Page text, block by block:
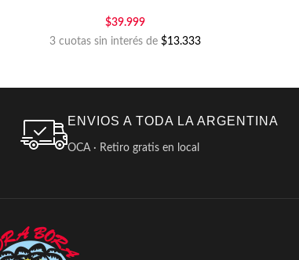
$39.999
3 cuotas sin interés de$13.333
ENVIOS A TODA LA ARGENTINA
OCA · Retiro gratis en local